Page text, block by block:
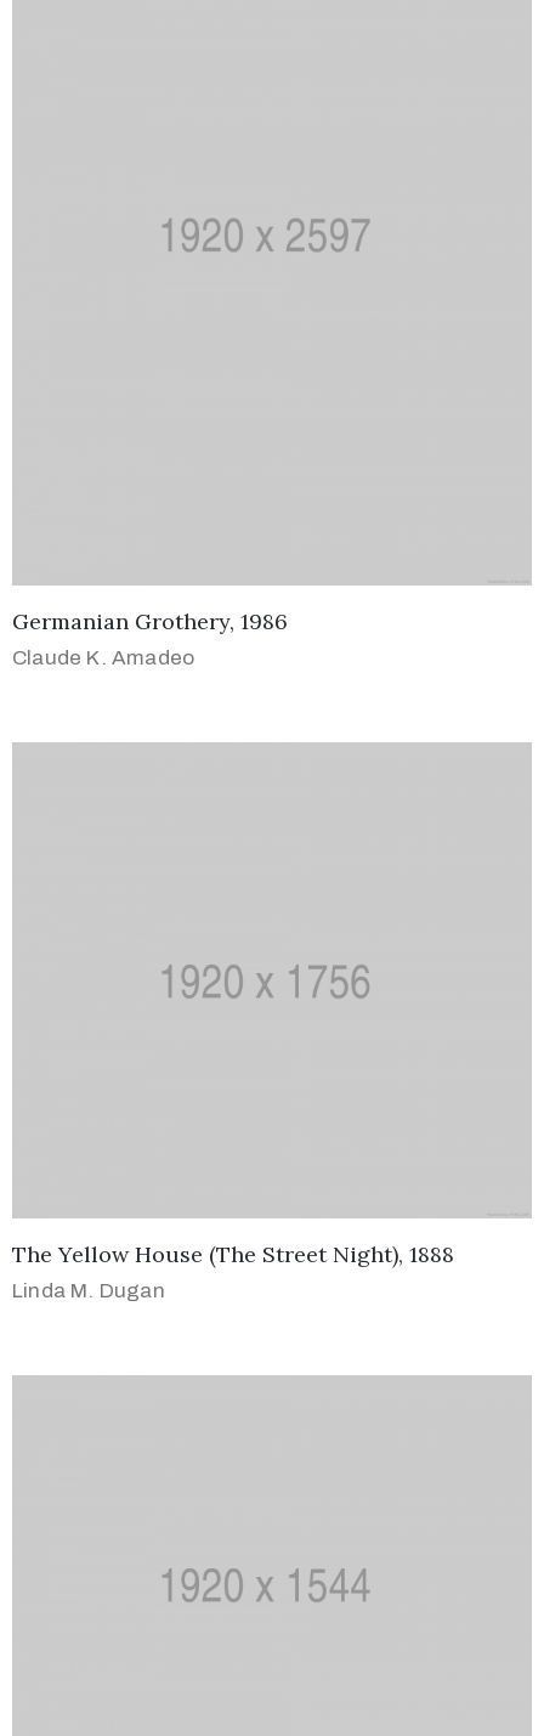
Germanian Grothery, 1986
Claude K. Amadeo
The Yellow House (The Street Night), 1888
Linda M. Dugan